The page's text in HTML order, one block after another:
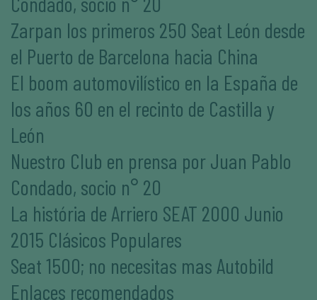
Zarpan los primeros 250 Seat León desde
el Puerto de Barcelona hacia China
El boom automovilístico en la España de
los años 60 en el recinto de Castilla y
León
Nuestro Club en prensa por Juan Pablo
Condado, socio n° 20
La história de Arriero SEAT 2000 Junio
2015 Clásicos Populares
Seat 1500; no necesitas mas Autobild
Enlaces recomendados